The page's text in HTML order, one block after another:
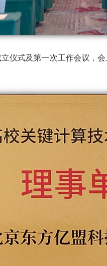
仪式及第一次工作会议，